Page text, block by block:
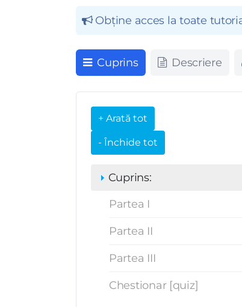
Obține acces la toate
Cuprins Descriere
Cuprins:
Partea I
Partea II
Partea III
Chestionar [quiz]